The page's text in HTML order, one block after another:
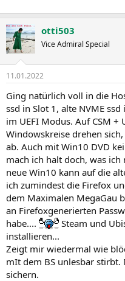
otti503
Vice Admiral Special
11.01.2022
Ging natürlich voll in die
ssd in Slot 1, alte NVME
im UEFI Modus. Auf CSM +
Windowskreise drehen
ab. Auch mit Win10 DVD
mach ich halt doch, was
neue Win10 kann auf die
ich zumindest die Firefox
dem Maximalen MegaGau
an Firefoxgenerierten
habe....
Steam und
installieren...
Zeigt mir wiedermal wie
mIt dem BS unlesbar stirbt.
sichern.